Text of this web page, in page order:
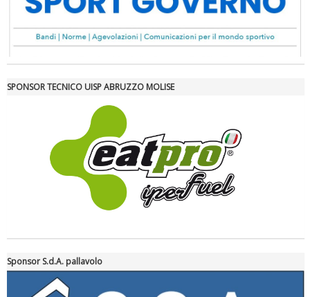
Tiziano Pesce a Radio InBlu2000 traccia il bilancio della stagione
SPONSOR TECNICO UISP ABRUZZO MOLISE
Sponsor S.d.A. pallavolo